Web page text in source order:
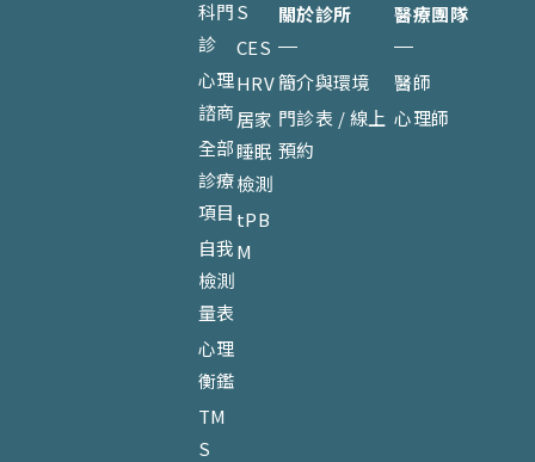
科門
診
心理
諮商
全部
診療
項目
自我
檢測
量表
心理
衡鑑
TM
S
S
CES
HRV
居家
睡眠
檢測
tPB
M
關於診所
簡介與環境
門診表 / 線上
預約
醫療團隊
醫師
心理師